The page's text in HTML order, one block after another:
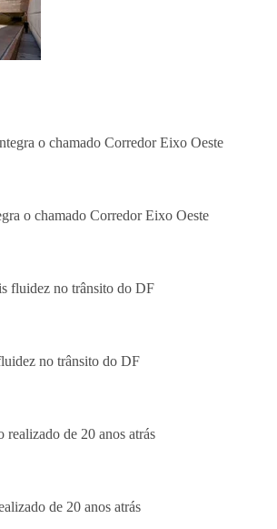
o chamado Corredor Eixo Oeste
no trânsito do DF
de 20 anos atrás